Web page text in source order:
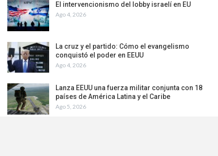
El intervencionismo del lobby israelí en EU
Ago 4, 2026
La cruz y el partido: Cómo el evangelismo
conquistó el poder en EEUU
Ago 4, 2026
Lanza EEUU una fuerza militar conjunta con 18
países de América Latina y el Caribe
Ago 5, 2026